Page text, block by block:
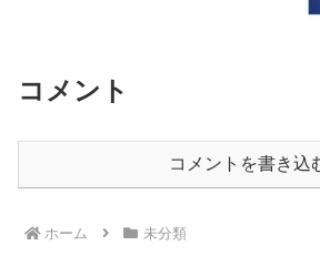
コメント
コメントを書き込
ホーム 未分類